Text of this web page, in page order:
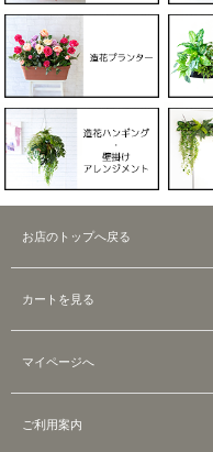
お店のトップへ戻る
カートを見る
マイページへ
ご利用案内